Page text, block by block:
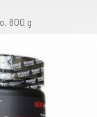
800 g